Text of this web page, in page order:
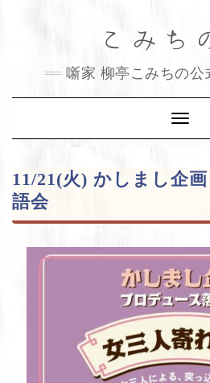
こみち
噺家 柳亭こみちの公
11/21(火) かしまし企
語会